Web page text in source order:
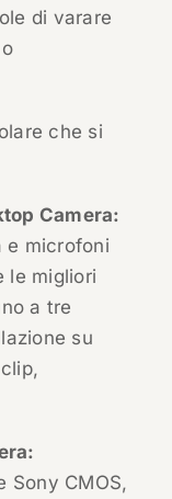
di varare
che si
Camera:
e microfoni
le migliori
a tre
su
Sony CMOS,